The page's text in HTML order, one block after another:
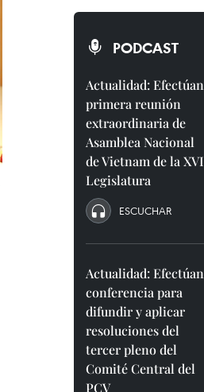
PODCAST
Actualidad: Efectúan
primera reunión
extraordinaria de
Asamblea Nacional
de Vietnam de la XVI
Legislatura
ESCUCHAR
Actualidad: Efectúan
conferencia para
difundir y aplicar
resoluciones del
tercer pleno del
Comité Central del
PCV